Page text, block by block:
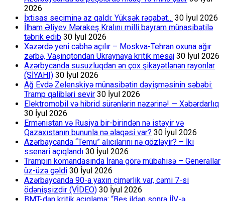
2026
İxtisas seçiminə az qaldı: Yüksək rəqabət… 30 İyul 2026
İlham Əliyev Mərakeş Kralını milli bayram münasibətilə
təbrik edib 30 İyul 2026
Xəzərdə yeni cəbhə açılır – Moskva-Tehran oxuna ağır
zərbə, Vaşinqtondan Ukraynaya kritik mesaj 30 İyul 2026
Azərbycanda susuzluqdan ən çox şikayətlənən rayonlar
(SİYAHI) 30 İyul 2026
Ağ Evdə Zelenskiyə münasibətin dəyişməsinin səbəbi:
Tramp qalibləri sevir 30 İyul 2026
Elektromobil və hibrid sürənlərin nəzərinə! — Xəbərdarlıq
30 İyul 2026
Ermənistan və Rusiya bir-birindən nə istəyir və
Qazaxıstanın bununla nə əlaqəsi var? 30 İyul 2026
Azərbaycanda “Temu” alıcılarını nə gözləyir? – İki
ssenari açıqlandı 30 İyul 2026
Trampın komandasında İrana görə mübahisə – Generallar
üz-üzə gəldi 30 İyul 2026
Azərbaycanda 90-a yaxın çimərlik var, cəmi 7-si
ödənişsizdir (VİDEO) 30 İyul 2026